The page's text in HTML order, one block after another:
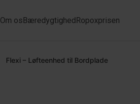
Om osBæredygtighedRopoxprisen
Flexi – Løfteenhed til Bordplade